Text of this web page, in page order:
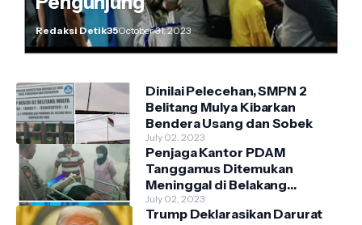
Redaksi Detik35October 31, 2023
Dinilai Pelecehan, SMPN 2
Belitang Mulya Kibarkan
Bendera Usang dan Sobek
July 02, 2023
Penjaga Kantor PDAM
Tanggamus Ditemukan
Meninggal di Belakang
Kantornya.
July 02, 2023
Trump Deklarasikan Darurat